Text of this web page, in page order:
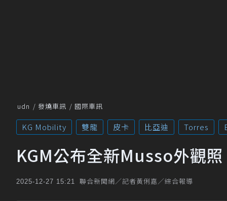
udn 發燒車訊 國際車訊
KG Mobility 雙龍 皮卡 比亞迪 Torres
KGM公布全新Musso外觀
2025-12-27 15:21 聯合新聞網／記者黃俐嘉／綜合報導